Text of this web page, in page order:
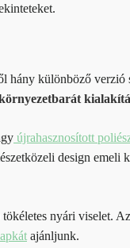
különböző verzió
újrahasznosított
design
nyári viselet.
ajánljunk.